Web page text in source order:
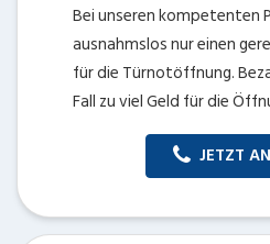
Bei unseren kompetenten
ausnahmslos nur einen
für die Türnotöffnung.
Fall zu viel Geld für die
JETZT